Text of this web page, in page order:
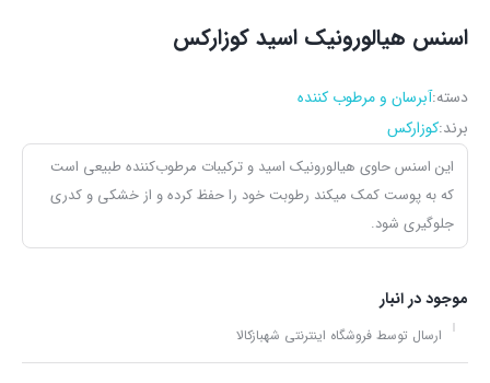
اسنس هیالورونیک اسید کوزارکس
دسته:آبرسان و مرطوب کننده
برند:کوزارکس
این اسنس حاوی هیالورونیک اسید و ترکیبات مرطوب‌کننده طبیعی است
که به پوست کمک میکند رطوبت خود را حفظ کرده و از خشکی و کدری
جلوگیری شود.
موجود در انبار
ارسال توسط فروشگاه اینترنتی شهبازکالا